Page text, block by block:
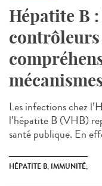
Hépatite B
contrôleurs
Les infections chez
l’hépatite B (VHB)
santé publique. En
HÉPATITE B; IMMUNITÉ;